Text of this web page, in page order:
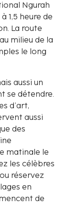
Ngurah
1,5 heure de
La route
milieu de la
le long
aussi un
se détendre.
d’art,
aussi
des
matinale le
les célèbres
réservez
en
de